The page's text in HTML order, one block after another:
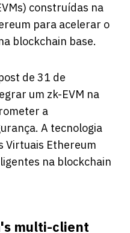
construídas na
para acelerar o
blockchain base.
de 31 de
um zk-EVM na
a
A tecnologia
Virtuais Ethereum
na blockchain
multi-client